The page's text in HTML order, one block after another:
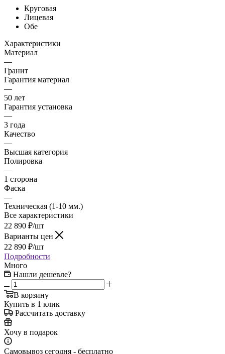
Круговая
Лицевая
Обе
Характеристики
Материал
—
Гранит
Гарантия материал
—
50 лет
Гарантия установка
—
3 года
Качество
—
Высшая категория
Полировка
—
1 сторона
Фаска
—
Техническая (1-10 мм.)
Все характеристики
22 890 ₽/шт
Варианты цен
22 890 ₽/шт
Подробности
Много
Нашли дешевле?
В корзину
Купить в 1 клик
Рассчитать доставку
Хочу в подарок
Самовывоз сегодня - бесплатно